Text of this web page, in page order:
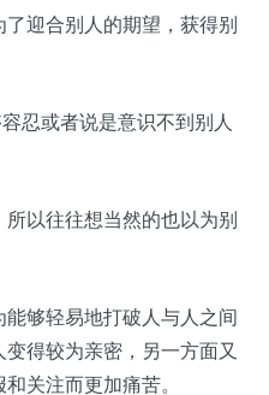
迎合别人的期望，获得别
忍或者说是意识不到别人
以往往想当然的也以为别
够轻易地打破人与人之间
得较为亲密，另一方面又
关注而更加痛苦。